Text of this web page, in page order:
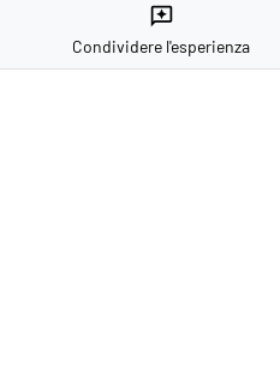
reviews
Condividere l'esperienza